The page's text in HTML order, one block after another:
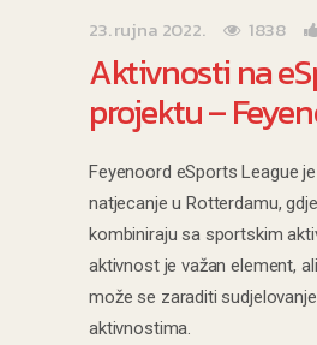
23. rujna 2022. 1838
Aktivnosti na
projektu –
Feyenoord eSports League
natjecanje u Rotterdamu,
kombiniraju sa sportskim
aktivnost je važan element,
može se zaraditi
aktivnostima.